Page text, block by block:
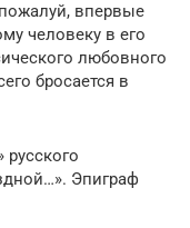
впервые
человеку в его
любовного
бросается в
Эпиграф